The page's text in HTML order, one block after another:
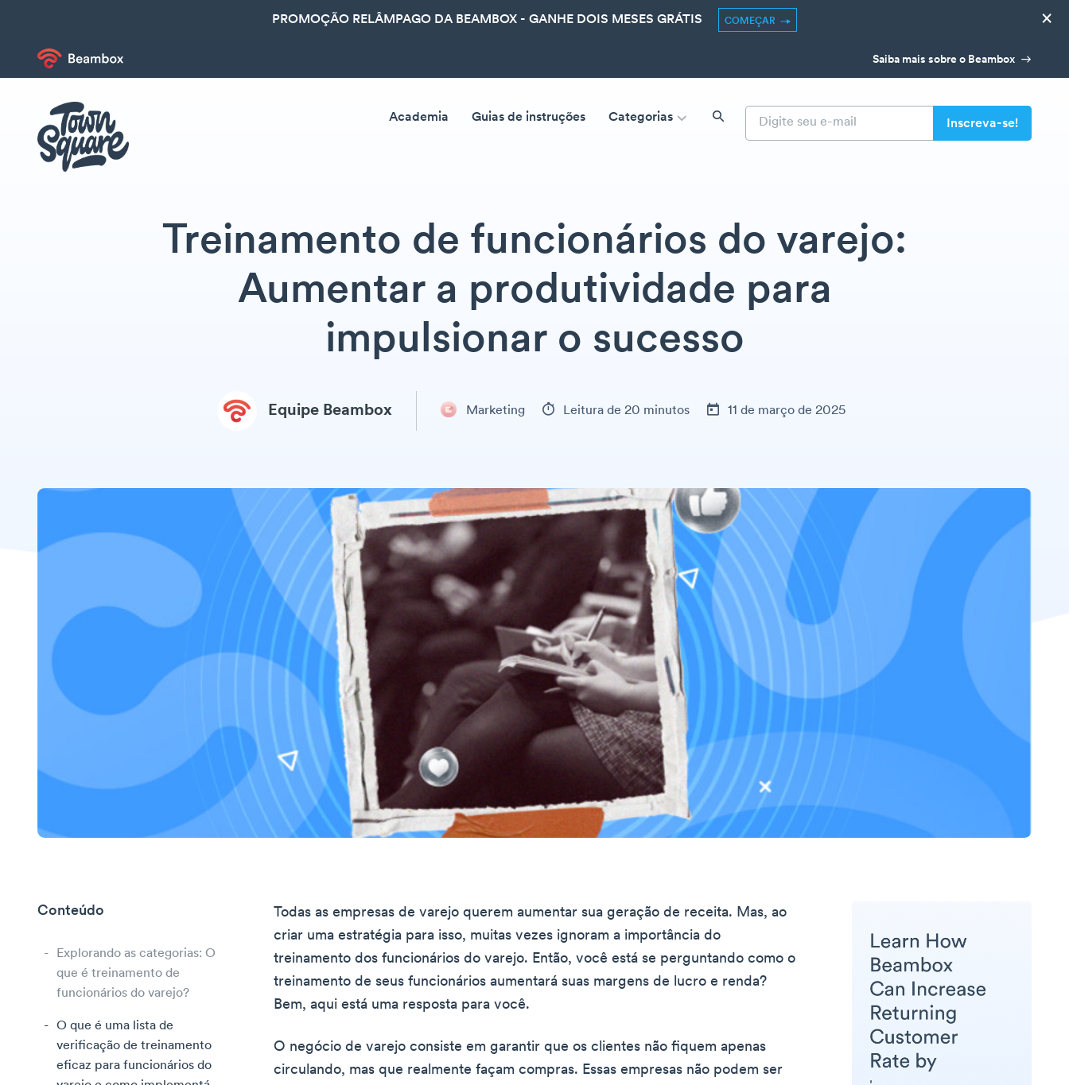
PROMOÇÃO RELÂMPAGO DA BEAMBOX - GANHE DOIS MESES GRÁTIS COMEÇAR ×
Saiba mais sobre o Beambox
Academia Guias de instruções Categorias
Treinamento de funcionários do varejo:
Aumentar a produtividade para
impulsionar o sucesso
Equipe Beambox Marketing Leitura de 20 minutos 11 de março de 2025
Conteúdo
Explorando as categorias: O
que é treinamento de
funcionários do varejo?
O que é uma lista de
verificação de treinamento
eficaz para funcionários do
Todas as empresas de varejo querem aumentar sua geração de receita. Mas, ao
criar uma estratégia para isso, muitas vezes ignoram a importância do
treinamento dos funcionários do varejo. Então, você está se perguntando como o
treinamento de seus funcionários aumentará suas margens de lucro e renda?
Bem, aqui está uma resposta para você.
O negócio de varejo consiste em garantir que os clientes não fiquem apenas
circulando, mas que realmente façam compras. Essas empresas não podem ser